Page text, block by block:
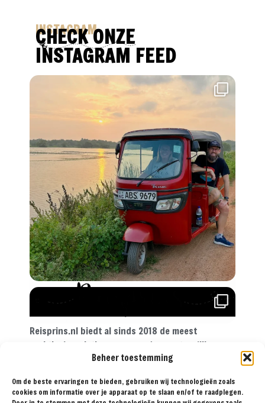
Beheer toestemming
Om de beste ervaringen te bieden, gebruiken wij technologieën zoals
cookies om informatie over je apparaat op te slaan en/of te raadplegen.
INSTAGRAM
CHECK ONZE
INSTAGRAM FEED
Reisprins.nl biedt al sinds 2018 de meest
praktische reistips aan voor de avontuurlijke
reiziger. Met onze tips, reisroutes en